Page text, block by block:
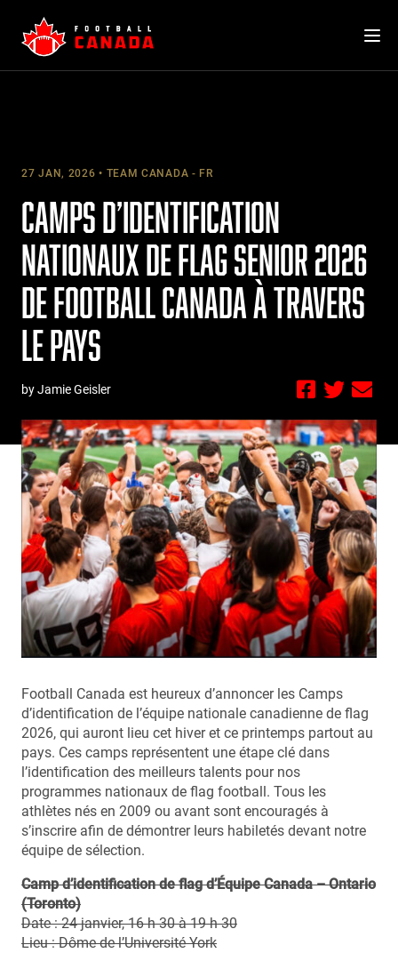
content
27 JAN, 2026 TEAM CANADA - FR
CAMPS D’IDENTIFICATION
NATIONAUX DE FLAG SENIOR 2026
DE FOOTBALL CANADA À TRAVERS
LE PAYS
by Jamie Geisler
Football Canada est heureux d’annoncer les Camps
d’identification de l’équipe nationale canadienne de flag
2026, qui auront lieu cet hiver et ce printemps partout au
pays. Ces camps représentent une étape clé dans
l’identification des meilleurs talents pour nos
programmes nationaux de flag football. Tous les
athlètes nés en 2009 ou avant sont encouragés à
s’inscrire afin de démontrer leurs habiletés devant notre
équipe de sélection.
Camp d’identification de flag d’Équipe Canada – Ontario
(Toronto)
Date : 24 janvier, 16 h 30 à 19 h 30
Lieu : Dôme de l’Université York